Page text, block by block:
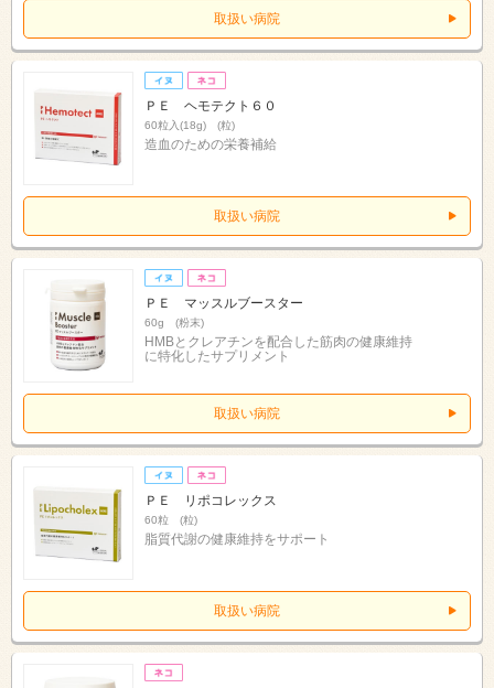
取扱い病院
ＰＥ ヘモテクト６０
60粒入(18g) (粒)
造血のための栄養補給
取扱い病院
ＰＥ マッスルブースター
60g (粉末)
HMBとクレアチンを配合した筋肉の健康維持
に特化したサプリメント
取扱い病院
ＰＥ リポコレックス
60粒 (粒)
脂質代謝の健康維持をサポート
取扱い病院